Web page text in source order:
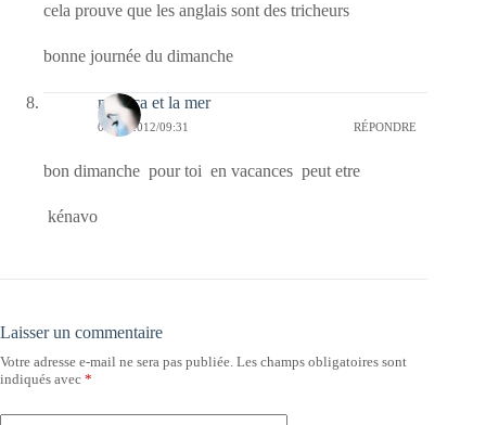
cela prouve que les anglais sont des tricheurs
bonne journée du dimanche
monica et la mer
05/08/2012/09:31 RÉPONDRE
bon dimanche pour toi en vacances peut etre
kénavo
Laisser un commentaire
Votre adresse e-mail ne sera pas publiée. Les champs obligatoires sont
indiqués avec *